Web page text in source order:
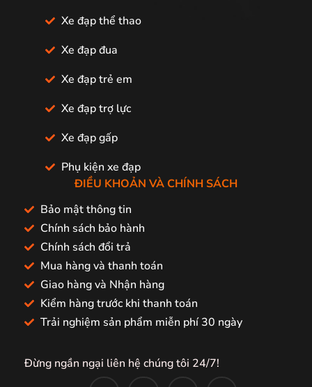
Xe đạp thể thao
Xe đạp đua
Xe đạp trẻ em
Xe đạp trợ lực
Xe đạp gấp
Phụ kiện xe đạp
ĐIỀU KHOẢN VÀ CHÍNH SÁCH
Bảo mật thông tin
Chính sách bảo hành
Chính sách đổi trả
Mua hàng và thanh toán
Giao hàng và Nhận hàng
Kiểm hàng trước khi thanh toán
Trải nghiệm sản phẩm miễn phí 30 ngày
Đừng ngần ngại liên hệ chúng tôi 24/7!